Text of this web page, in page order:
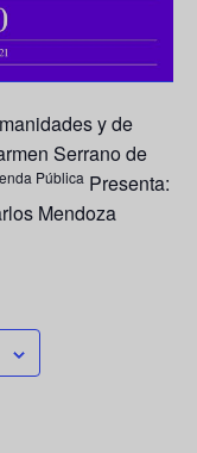
y de
Serrano de
Pública Presenta:
Mendoza